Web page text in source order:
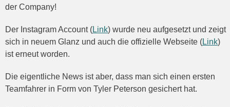
der Company!
Der Instagram Account (Link) wurde neu aufgesetzt und zeigt
sich in neuem Glanz und auch die offizielle Webseite (Link)
ist erneut worden.
Die eigentliche News ist aber, dass man sich einen ersten
Teamfahrer in Form von Tyler Peterson gesichert hat.